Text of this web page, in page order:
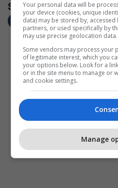
Your personal data will be
your device (cookies, unique
data) may be stored by,
partners, or used specifically by
may use precise geolocation data.
Some vendors may process your
of legitimate interest, which you
your options below. Look for a
or in the site menu to manage or
and cookie settings.
Manage